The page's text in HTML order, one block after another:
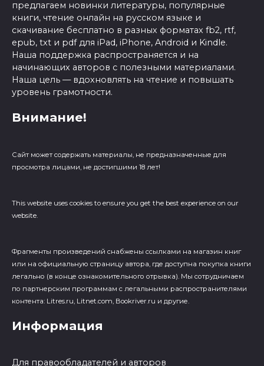
предлагаем новинки литературы, популярные
книги, чтение онлайн на русском языке и
скачивание бесплатно в разных форматах fb2, rtf,
epub, txt и pdf для iPad, iPhone, Android и Kindle.
Наша поддержка распространяется и на
начинающих авторов с полезными материалами.
Наша цель — вдохновлять на чтение и повышать
уровень грамотности.
Внимание!
Сайт может содержать материалы, не предназначенные для
просмотра лицами, не достигшими 18 лет!
This website uses cookies to ensure you get the best experience on our
website.
Фрагменты произведений cнабжены ссылками на магазин книг
или на официальную страницу автора, где доступна покупка книги
легально (в конце ознакомительного отрывка). Мы сотрудничаем
по партнерским программам с легальными распространителями
контента: Litres.ru, Litnet.com, Bookriver.ru и другие.
Информация
Для правообладателей и авторов